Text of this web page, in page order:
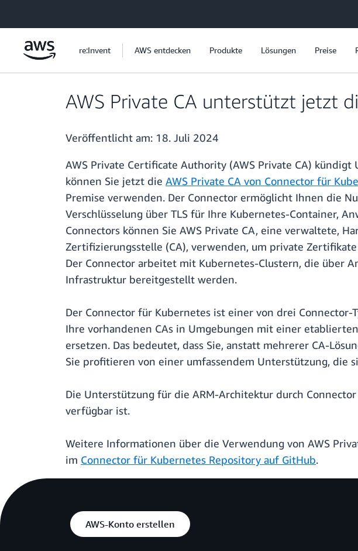
re:Invent AWS entdecken Produkte Lösungen Preise
AWS Private CA unterstützt jetzt
Veröffentlicht am: 18. Juli 2024
AWS Private Certificate Authority (AWS Private CA)
können Sie jetzt die AWS Private CA von Connector für
Premise verwenden. Der Connector ermöglicht Ihnen die
Verschlüsselung über TLS für Ihre Kubernetes-Container,
Connectors können Sie AWS Private CA, eine verwaltete,
Zertifizierungsstelle (CA), verwenden, um private
Der Connector arbeitet mit Kubernetes-Clustern, die über
Infrastruktur bereitgestellt werden.
Der Connector für Kubernetes ist einer von drei Connector-
Ihre vorhandenen CAs in Umgebungen mit einer
ersetzen. Das bedeutet, dass Sie, anstatt mehrerer CA-
Sie profitieren von einer umfassendem Unterstützung, die
Die Unterstützung für die ARM-Architektur durch
verfügbar ist.
Weitere Informationen über die Verwendung von AWS
im Connector für Kubernetes Repository auf GitHub.
AWS-Konto erstellen